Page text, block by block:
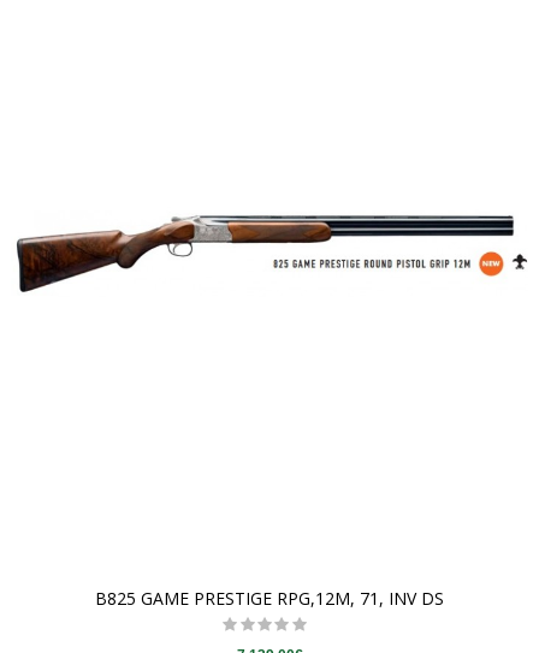
B825 GAME PRESTIGE RPG,12M, 71, INV DS